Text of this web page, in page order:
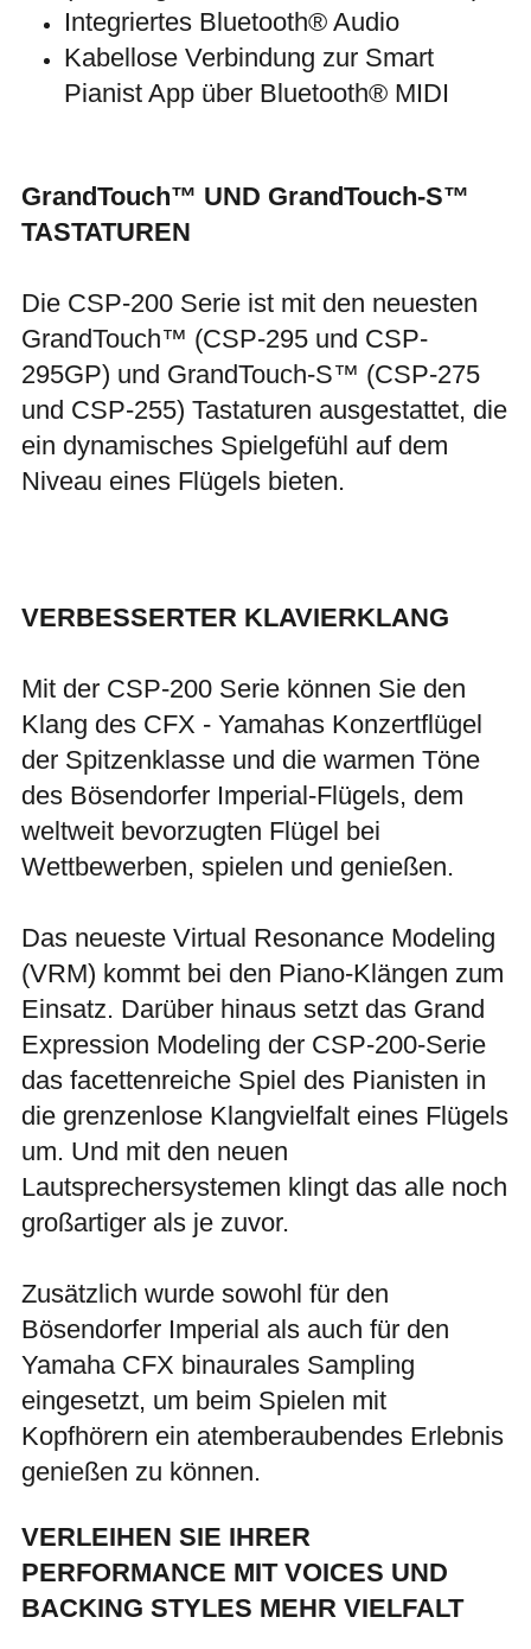
Integriertes Bluetooth® Audio
Kabellose Verbindung zur Smart
Pianist App über Bluetooth® MIDI
GrandTouch™ UND GrandTouch-S™
TASTATUREN
Die CSP-200 Serie ist mit den neuesten
GrandTouch™ (CSP-295 und CSP-
295GP) und GrandTouch-S™ (CSP-275
und CSP-255) Tastaturen ausgestattet, die
ein dynamisches Spielgefühl auf dem
Niveau eines Flügels bieten.
VERBESSERTER KLAVIERKLANG
Mit der CSP-200 Serie können Sie den
Klang des CFX - Yamahas Konzertflügel
der Spitzenklasse und die warmen Töne
des Bösendorfer Imperial-Flügels, dem
weltweit bevorzugten Flügel bei
Wettbewerben, spielen und genießen.
Das neueste Virtual Resonance Modeling
(VRM) kommt bei den Piano-Klängen zum
Einsatz. Darüber hinaus setzt das Grand
Expression Modeling der CSP-200-Serie
das facettenreiche Spiel des Pianisten in
die grenzenlose Klangvielfalt eines Flügels
um. Und mit den neuen
Lautsprechersystemen klingt das alle noch
großartiger als je zuvor.
Zusätzlich wurde sowohl für den
Bösendorfer Imperial als auch für den
Yamaha CFX binaurales Sampling
eingesetzt, um beim Spielen mit
Kopfhörern ein atemberaubendes Erlebnis
genießen zu können.
VERLEIHEN SIE IHRER
PERFORMANCE MIT VOICES UND
BACKING STYLES MEHR VIELFALT